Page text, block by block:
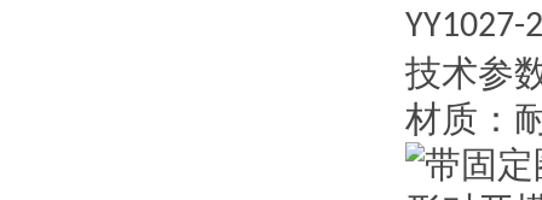
YY1027-
技术参
材质：